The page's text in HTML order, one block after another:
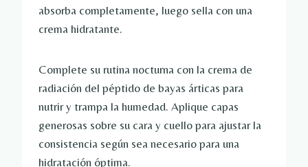
absorba completamente, luego sella con una
crema hidratante.
Complete su rutina nocturna con la crema de
radiación del péptido de bayas árticas para
nutrir y trampa la humedad. Aplique capas
generosas sobre su cara y cuello para ajustar la
consistencia según sea necesario para una
hidratación óptima.